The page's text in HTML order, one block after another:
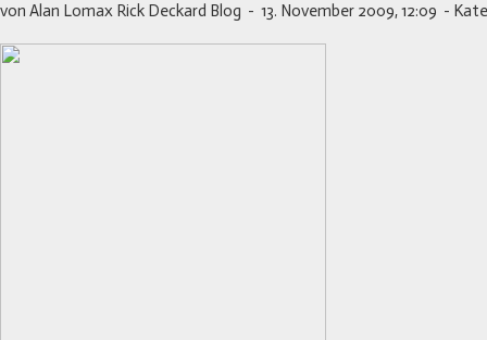
von Alan Lomax Rick Deckard Blog - 13. November 2009, 12:09 -